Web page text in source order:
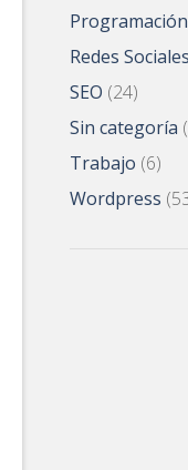
Programación
Redes Sociales
SEO (24)
Sin categoría
Trabajo (6)
Wordpress